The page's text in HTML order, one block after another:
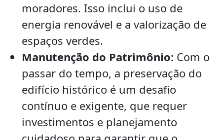
moradores. Isso inclui o uso de
energia renovável e a valorização de
espaços verdes.
Manutenção do Patrimônio: Com o
passar do tempo, a preservação do
edifício histórico é um desafio
contínuo e exigente, que requer
investimentos e planejamento